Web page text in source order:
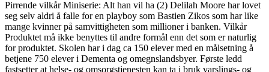
Pirrende vilkår Miniserie: Alt han vil ha (2) Delilah Moore har lovet
seg selv aldri å falle for en playboy som Bastien Zikos som har like
mange kvinner på samvittigheten som millioner i banken. Vilkår
Produktet må ikke benyttes til andre formål enn det som er naturlig
for produktet. Skolen har i dag ca 150 elever med en målsetning å
betjene 750 elever i Dementa og omegnslandsbyer. Første ledd
fastsetter at helse- og omsorgstjenesten kan ta i bruk varslings- og